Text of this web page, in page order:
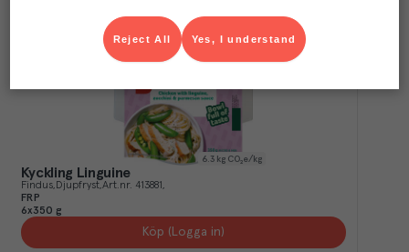
6.3 kg CO₂e/kg
Kyckling Linguine
Findus Djupfryst Art.nr. 413881
FRP
6x350 g
Köp (Logga in)
Yes, I understand
Reject All